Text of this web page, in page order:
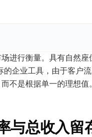
进行衡量。具有自然
的企业工具，由于客户
不是根据单一的理想值。
与总收入留